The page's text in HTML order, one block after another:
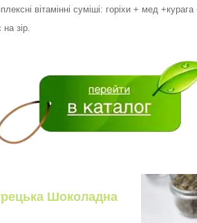
вітамінні суміші: горіхи + мед
зір.
Шоколадна